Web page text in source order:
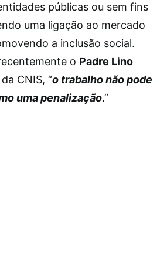
públicas ou sem fins
uma ligação ao mercado
a inclusão social.
o Padre Lino
CNIS, “o trabalho não pode
uma penalização.”